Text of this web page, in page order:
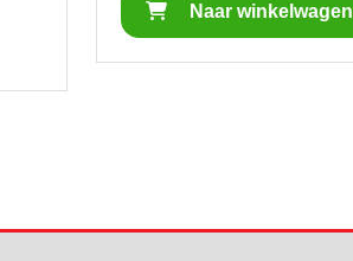
Naar winkelwagen